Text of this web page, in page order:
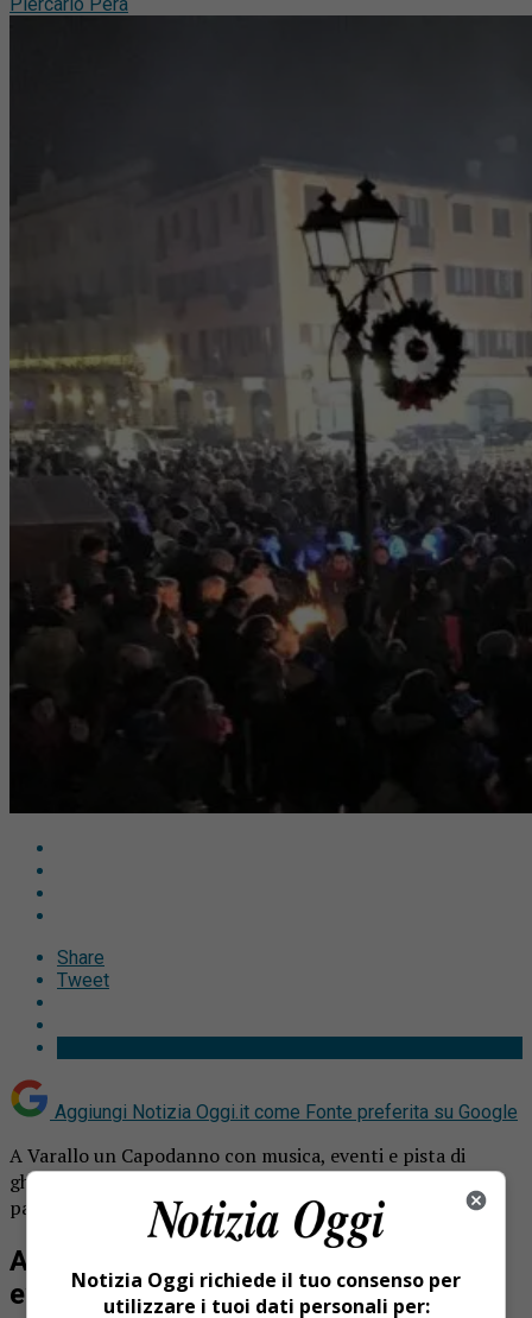
Share
Tweet
Aggiungi Notizia Oggi.it come Fonte preferita su Google
A Varallo un Capodanno con musica, eventi e pista di
ghiaccio. Questa sera in piazza si fa festa con il “dance
party” con Radio Valsesia e 4Dance Live Music Explosion.
A Varallo un Capodanno con musica,
eventi e pista di ghiaccio
Notizia Oggi richiede il tuo consenso per
utilizzare i tuoi dati personali per: